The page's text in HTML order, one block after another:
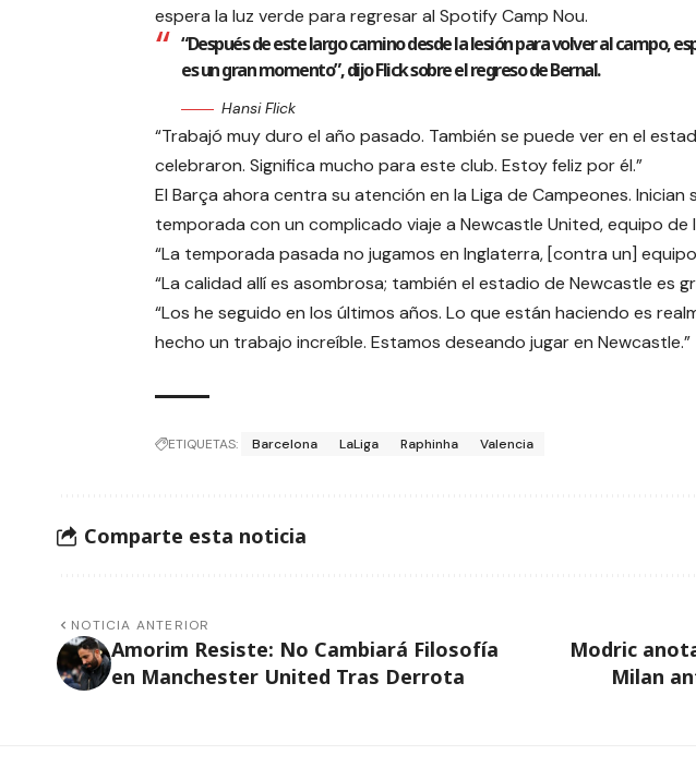
espera la luz verde para regresar al Spotify Camp Nou.
“Después de este largo camino desde la lesión para volver al campo,
es un gran momento”, dijo Flick sobre el regreso de Bernal.
Hansi Flick
“Trabajó muy duro el año pasado. También se puede ver en el
celebraron. Significa mucho para este club. Estoy feliz por él.”
El Barça ahora centra su atención en la Liga de Campeones.
temporada con un complicado viaje a Newcastle United, equipo de
“La temporada pasada no jugamos en Inglaterra, [contra un] equipo
“La calidad allí es asombrosa; también el estadio de Newcastle es
“Los he seguido en los últimos años. Lo que están haciendo es
hecho un trabajo increíble. Estamos deseando jugar en Newcastle.”
ETIQUETAS: Barcelona LaLiga Raphinha Valencia
Comparte esta noticia
NOTICIA ANTERIOR
Amorim Resiste: No Cambiará Filosofía
en Manchester United Tras Derrota
Modric
Milan